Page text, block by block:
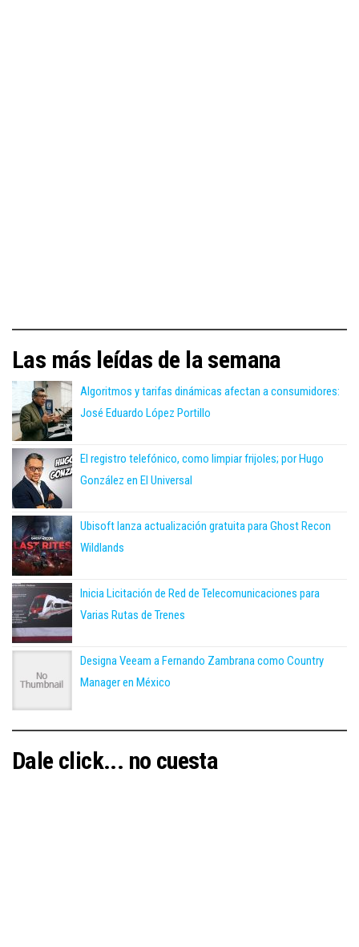
Las más leídas de la semana
Algoritmos y tarifas dinámicas afectan a consumidores:
José Eduardo López Portillo
El registro telefónico, como limpiar frijoles; por Hugo
González en El Universal
Ubisoft lanza actualización gratuita para Ghost Recon
Wildlands
Inicia Licitación de Red de Telecomunicaciones para
Varias Rutas de Trenes
Designa Veeam a Fernando Zambrana como Country
Manager en México
Dale click... no cuesta